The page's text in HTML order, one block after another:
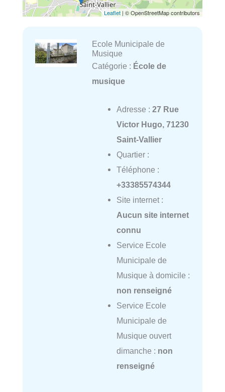
Leaflet | © OpenStreetMap contributors
Ecole Municipale de
Musique
Catégorie : École de
musique
Adresse : 27 Rue
Victor Hugo, 71230
Saint-Vallier
Quartier :
Téléphone :
+33385574344
Site internet :
Aucun site internet
connu
Service Ecole
Municipale de
Musique à domicile :
non renseigné
Service Ecole
Municipale de
Musique ouvert
dimanche : non
renseigné